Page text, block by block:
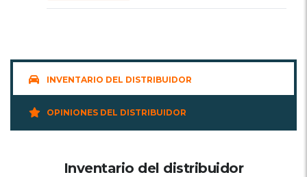
INVENTARIO DEL DISTRIBUIDOR
OPINIONES DEL DISTRIBUIDOR
Inventario del distribuidor